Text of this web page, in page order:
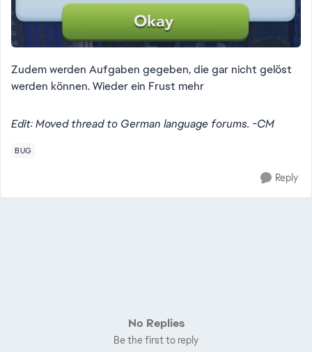
Zudem werden Aufgaben gegeben, die gar nicht gelöst
werden können. Wieder ein Frust mehr
Edit: Moved thread to German language forums. -CM
BUG
Reply
No Replies
Be the first to reply